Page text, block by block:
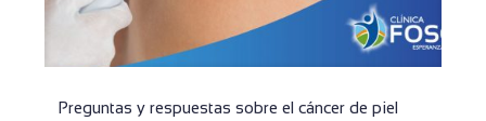
Preguntas y respuestas sobre el cáncer de piel